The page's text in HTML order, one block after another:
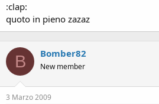
:clap:
quoto in pieno zazaz
B Bomber82
New member
3 Marzo 2009